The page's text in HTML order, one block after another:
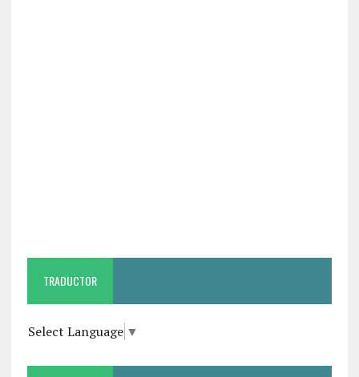
TRADUCTOR
Select Language ▼